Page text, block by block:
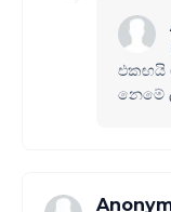
එකඟයි
නෙමේ